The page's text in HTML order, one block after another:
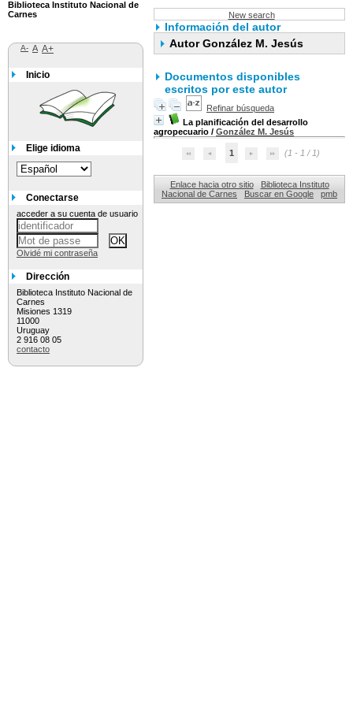
New search
Información del autor
Autor González M. Jesús
Documentos disponibles
escritos por este autor
Refinar búsqueda
La planificación del desarrollo
agropecuario / González M. Jesús
1 (1 - 1 / 1)
Enlace hacia otro sitio
Biblioteca Instituto
Nacional de Carnes
Buscar en Google pmb
Biblioteca Instituto Nacional de
Carnes
A- A A+
Inicio
Elige idioma
Conectarse
acceder a su cuenta de usuario
Olvidé mi contraseña
Dirección
Biblioteca Instituto Nacional de
Carnes
Misiones 1319
11000
Uruguay
2 916 08 05
contacto